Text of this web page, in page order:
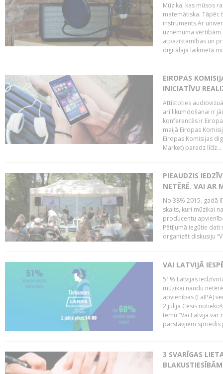
Mūzika, kas mūsos
matemātiska. Tāpēc
instruments.Ar
uzņēmuma
atpazīstamības un
digitālajā laikmetā
EIROPAS
INICIATĪVU
Attīstoties
arī likumdošanai ir
konferencēs ir
maijā Eiropas
Eiropas Komisijas
Market) paredz līdz...
PIEAUDZIS
NETĒRĒ. VAI AR
No 38% 2015. gadā
skaits, kuri mūzikai
producentu
Pētījumā iegūtie dati
organizēt diskusiju
VAI LATVIJĀ
51% Latvijas
mūzikai naudu
apvienības (LaIPA)
2.jūlijā Cēsīs
tēmu “Vai Latvijā
pārstāvjiem spriedīs
3 SVARĪGAS
BLAKUSTIESĪBĀM